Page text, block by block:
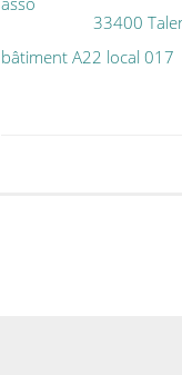
33400
bâtiment A22 local 017